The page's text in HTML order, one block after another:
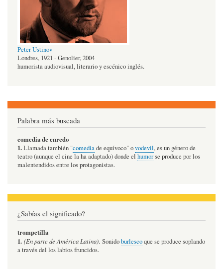
Peter Ustinov
Londres, 1921 - Genolier, 2004
humorista audiovisual, literario y escénico inglés.
Palabra más buscada
comedia de enredo
1.Llamada también "comediade equívoco" ovodevil, es un género de
teatro (aunque el cine la ha adaptado) donde el humorse produce por los
malentendidos entre los protagonistas.
¿Sabías el significado?
trompetilla
1. (En parte de América Latina). Sonidoburlescoque se produce soplando
a través del los labios fruncidos.